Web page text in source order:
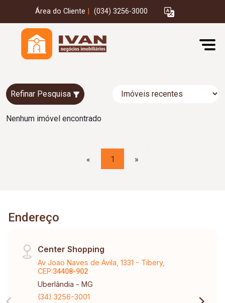
Área do Cliente (034) 3256-3000
Refinar Pesquisa
Nenhum imóvel encontrado
« 1 »
Endereço
Center Shopping
Av Joao Naves de Ávila, 1331 - Tibery,
CEP:34408-902
Uberlândia - MG
(34) 3256-3001